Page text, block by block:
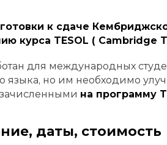
к сдаче
курса TESOL ( Cambridge
для международных
языка, но им необходимо
на программу
даты, стоимость